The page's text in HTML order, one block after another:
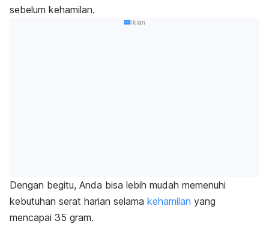
sebelum kehamilan.
Iklan
Dengan begitu, Anda bisa lebih mudah memenuhi
kebutuhan serat harian selama kehamilan yang
mencapai 35 gram.